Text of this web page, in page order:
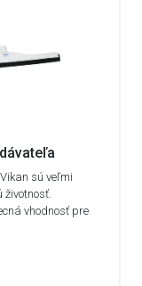
sú veľmi
životnosť.
vhodnosť pre